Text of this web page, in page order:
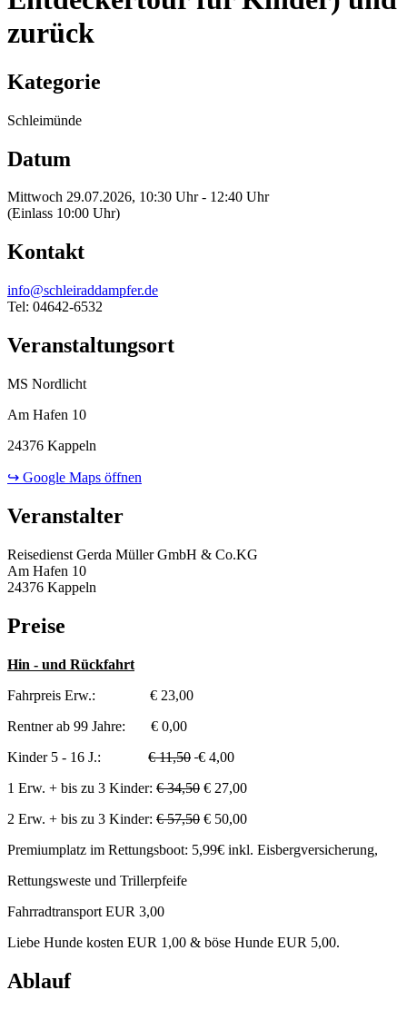
zurück
Kategorie
Schleimünde
Datum
Mittwoch 29.07.2026, 10:30 Uhr - 12:40 Uhr
(Einlass 10:00 Uhr)
Kontakt
info@schleiraddampfer.de
Tel: 04642-6532
Veranstaltungsort
MS Nordlicht
Am Hafen 10
24376 Kappeln
↪ Google Maps öffnen
Veranstalter
Reisedienst Gerda Müller GmbH & Co.KG
Am Hafen 10
24376 Kappeln
Preise
Hin - und Rückfahrt
Fahrpreis Erw.: € 23,00
Rentner ab 99 Jahre: € 0,00
Kinder 5 - 16 J.: € 11,50 € 4,00
1 Erw. + bis zu 3 Kinder: € 34,50 € 27,00
2 Erw. + bis zu 3 Kinder: € 57,50 € 50,00
Premiumplatz im Rettungsboot: 5,99€ inkl. Eisbergversicherung,
Rettungsweste und Trillerpfeife
Fahrradtransport EUR 3,00
Liebe Hunde kosten EUR 1,00 & böse Hunde EUR 5,00.
Ablauf